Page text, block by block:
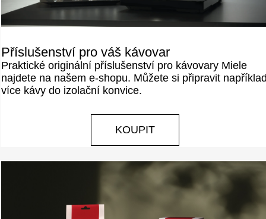
Příslušenství pro váš kávovar
Praktické originální příslušenství pro kávovary Miele
najdete na našem e-shopu. Můžete si připravit
více kávy do izolační konvice.
KOUPIT